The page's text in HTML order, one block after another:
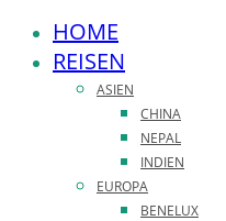
HOME
REISEN
ASIEN
CHINA
NEPAL
INDIEN
EUROPA
BENELUX